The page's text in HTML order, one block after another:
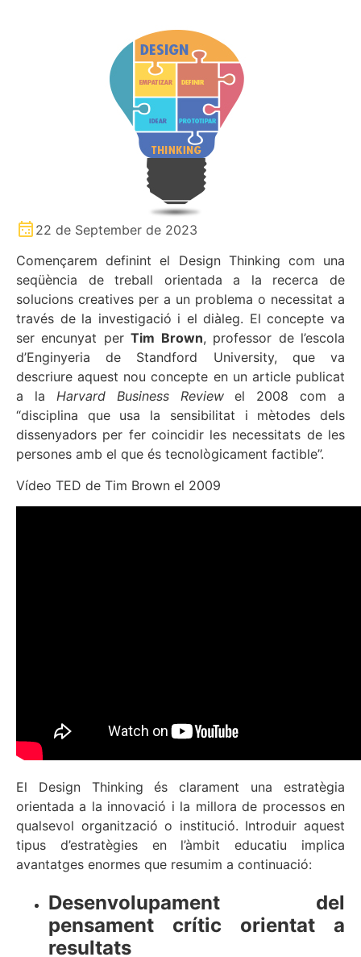
22 de September de 2023
Començarem definint el Design Thinking com una
seqüència de treball orientada a la recerca de
solucions creatives per a un problema o necessitat a
través de la investigació i el diàleg. El concepte va
ser encunyat perTim Brown, professor de l’escola
d’Enginyeria de Standford University, que va
descriure aquest nou concepte en un article publicat
a la Harvard Business Reviewel 2008 com a
“disciplina que usa la sensibilitat i mètodes dels
dissenyadors per fer coincidir les necessitats de les
persones amb el que és tecnològicament factible”.
Vídeo TED de Tim Brown el 2009
El Design Thinking és clarament una estratègia
orientada a la innovació i la millora de processos en
qualsevol organització o institució. Introduir aquest
tipus d’estratègies en l’àmbit educatiu implica
avantatges enormes que resumim a continuació:
Desenvolupament del
pensament crític orientat a
resultats